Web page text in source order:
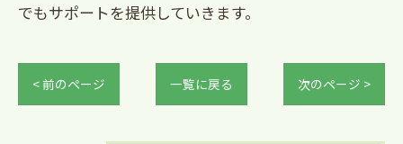
でもサポートを提供していきます。
< 前のページ 一覧に戻る 次のページ >